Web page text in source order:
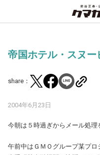
帝国ホテル・スヌー
share：
2004年6月23日
今朝は５時過ぎからメール処理
午前中はＧＭＯグループ某プ